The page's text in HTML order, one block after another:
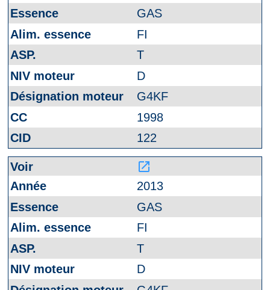
GAS
FI
T
D
G4KF
1998
122
launch
2013
GAS
FI
T
D